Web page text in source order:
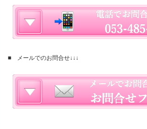
■ メールでのお問合せ↓↓↓